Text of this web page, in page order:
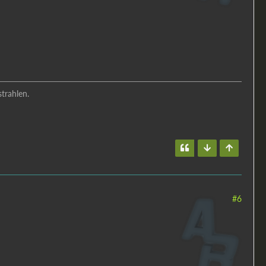
#6